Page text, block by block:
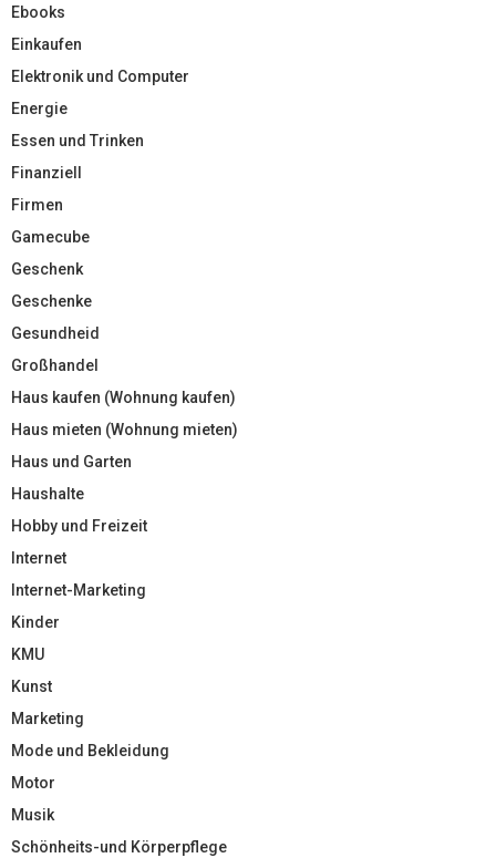
Ebooks
Einkaufen
Elektronik und Computer
Energie
Essen und Trinken
Finanziell
Firmen
Gamecube
Geschenk
Geschenke
Gesundheid
Großhandel
Haus kaufen (Wohnung kaufen)
Haus mieten (Wohnung mieten)
Haus und Garten
Haushalte
Hobby und Freizeit
Internet
Internet-Marketing
Kinder
KMU
Kunst
Marketing
Mode und Bekleidung
Motor
Musik
Schönheits-und Körperpflege